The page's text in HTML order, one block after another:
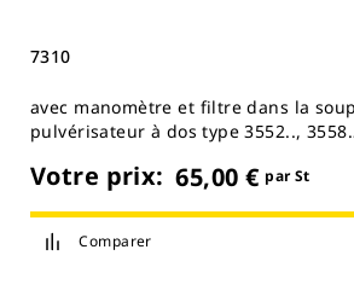
7310
avec manomètre et filtre dans la
pulvérisateur à dos type 3552..,
Votre prix: 65,00 € par St
Comparer